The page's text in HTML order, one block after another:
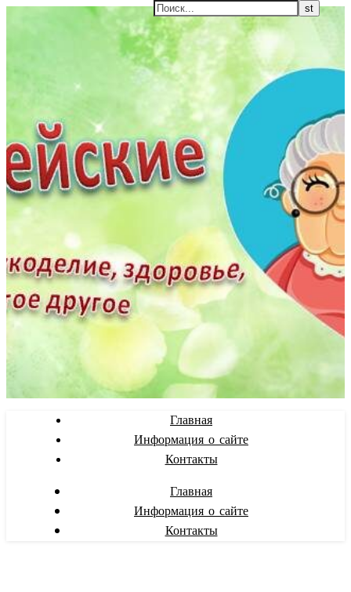
Главная
Информация о сайте
Контакты
Главная
Информация о сайте
Контакты